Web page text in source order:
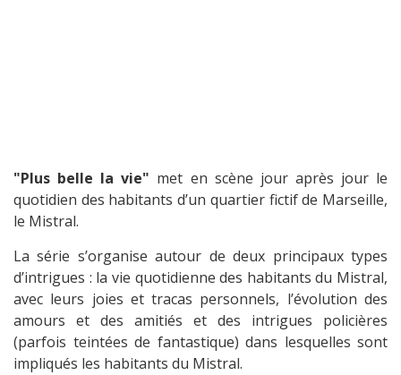
"Plus belle la vie" met en scène jour après jour le
quotidien des habitants d’un quartier fictif de Marseille,
le Mistral.
La série s’organise autour de deux principaux types
d’intrigues : la vie quotidienne des habitants du Mistral,
avec leurs joies et tracas personnels, l’évolution des
amours et des amitiés et des intrigues policières
(parfois teintées de fantastique) dans lesquelles sont
impliqués les habitants du Mistral.